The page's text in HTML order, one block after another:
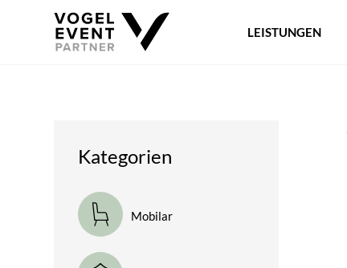
LEISTUNGEN
Kategorien
Mobilar